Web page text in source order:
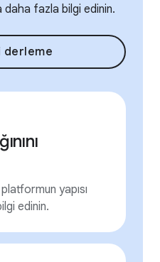
daha fazla bilgi edinin.
derleme
yapısı
edinin.